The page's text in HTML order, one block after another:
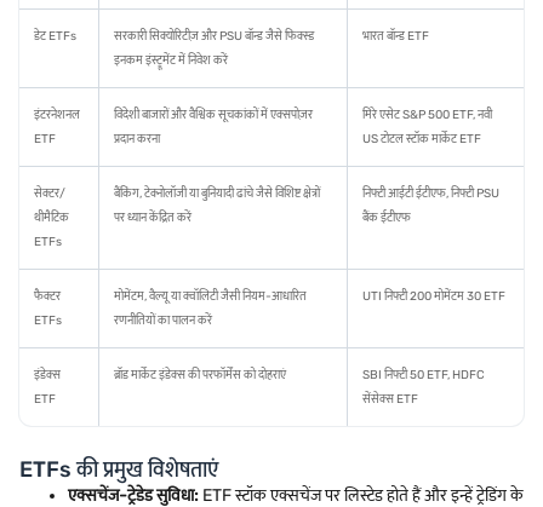
डेट ETFs
सरकारी सिक्योरिटीज़ और PSU बॉन्ड जैसे फिक्स्ड
इनकम इंस्ट्रूमेंट में निवेश करें
भारत बॉन्ड ETF
इंटरनेशनल
ETF
विदेशी बाजारों और वैश्विक सूचकांकों में एक्सपोज़र
प्रदान करना
मिरे एसेट S&P 500 ETF, नवी
US टोटल स्टॉक मार्केट ETF
सेक्टर/
थीमैटिक
ETFs
बैंकिंग, टेक्नोलॉजी या बुनियादी ढांचे जैसे विशिष्ट क्षेत्रों
पर ध्यान केंद्रित करें
निफ्टी आईटी ईटीएफ, निफ्टी PSU
बैंक ईटीएफ
फैक्टर
ETFs
मोमेंटम, वैल्यू या क्वॉलिटी जैसी नियम-आधारित
रणनीतियों का पालन करें
UTI निफ्टी 200 मोमेंटम 30 ETF
इंडेक्स
ETF
ब्रॉड मार्केट इंडेक्स की परफॉर्मेंस को दोहराएं
SBI निफ्टी 50 ETF, HDFC
सेंसेक्स ETF
ETFs की प्रमुख विशेषताएं
एक्सचेंज-ट्रेडेड सुविधा: ETF स्टॉक एक्सचेंज पर लिस्टेड होते हैं और इन्हें ट्रेडिंग के